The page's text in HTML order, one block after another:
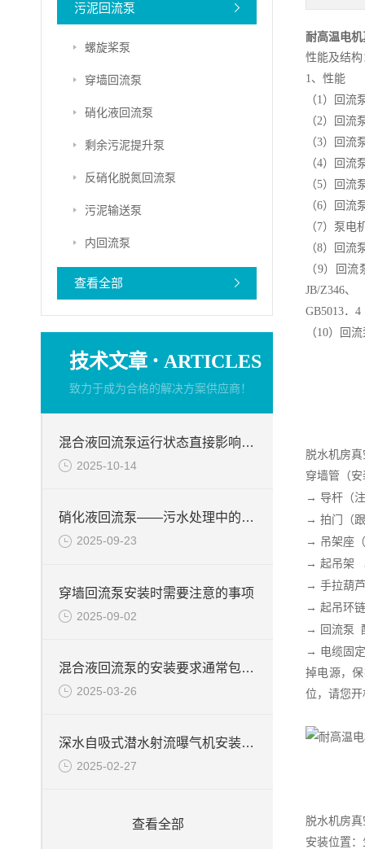
污泥回流泵
螺旋桨泵
穿墙回流泵
硝化液回流泵
剩余污泥提升泵
反硝化脱氮回流泵
污泥输送泵
内回流泵
查看全部
技术文章 · ARTICLES
致力于成为合格的解决方案供应商！
混合液回流泵运行状态直接影响整个工艺流程的稳定性与效率
2025-10-14
硝化液回流泵——污水处理中的关键角色
2025-09-23
穿墙回流泵安装时需要注意的事项
2025-09-02
混合液回流泵的安装要求通常包括以下几个方面
2025-03-26
深水自吸式潜水射流曝气机安装简介
2025-02-27
查看全部
耐高温电
性能及结构
1、性能
（1） 回流
（2） 回流
（3） 回流
（4） 回流
（5） 回流
（6） 回流
（7）泵电
（8） 回流
（9） 回流
JB/Z346、
GB5013． 4
（10） 回流
脱水机房
穿墙管（
→ 导杆（
→ 拍门（
→ 吊架座
→ 起吊架
→ 手拉葫芦
→ 起吊环
→ 回流泵
→ 电缆固
掉电源，
位，请您开
脱水机房
安装位置